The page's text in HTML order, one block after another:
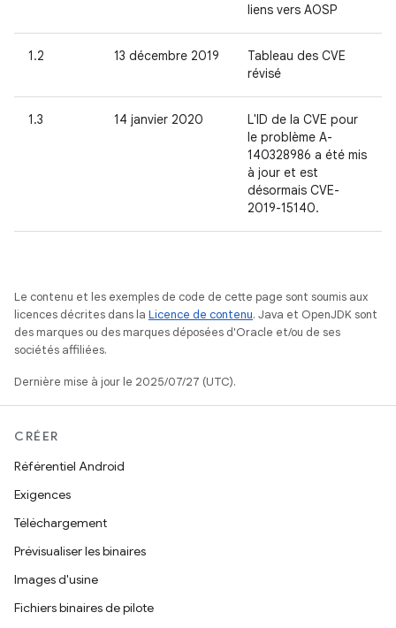
liens vers AOSP
1.2 13 décembre 2019
Tableau des CVE
révisé
1.3 14 janvier 2020
L'ID de la CVE pour
le problème A-
140328986 a été mis
à jour et est
désormais CVE-
2019-15140.
Le contenu et les exemples de code de cette page sont soumis aux
licences décrites dans la Licence de contenu. Java et OpenJDK sont
des marques ou des marques déposées d'Oracle et/ou de ses
sociétés affiliées.
Dernière mise à jour le 2025/07/27 (UTC).
CRÉER
Référentiel Android
Exigences
Téléchargement
Prévisualiser les binaires
Images d'usine
Fichiers binaires de pilote